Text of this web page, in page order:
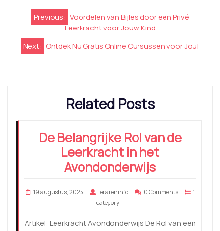
Berichtnavigatie
Previous: Voordelen van Bijles door een Privé
Leerkracht voor Jouw Kind
Next: Ontdek Nu Gratis Online Cursussen voor Jou!
Related Posts
De Belangrijke Rol van de
Leerkracht in het
Avondonderwijs
19 augustus, 2025 lerareninfo 0 Comments
1
category
Artikel: Leerkracht Avondonderwijs De Rol van een